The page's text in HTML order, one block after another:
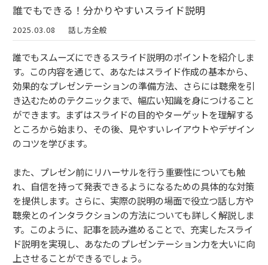
誰でもできる！分かりやすいスライド説明
2025.03.08 話し方全般
誰でもスムーズにできるスライド説明のポイントを紹介しま
す。この内容を通じて、あなたはスライド作成の基本から、
効果的なプレゼンテーションの準備方法、さらには聴衆を引
き込むためのテクニックまで、幅広い知識を身につけること
ができます。まずはスライドの目的やターゲットを理解する
ところから始まり、その後、見やすいレイアウトやデザイン
のコツを学びます。
また、プレゼン前にリハーサルを行う重要性についても触
れ、自信を持って発表できるようになるための具体的な対策
を提供します。さらに、実際の説明の場面で役立つ話し方や
聴衆とのインタラクションの方法についても詳しく解説しま
す。このように、記事を読み進めることで、充実したスライ
ド説明を実現し、あなたのプレゼンテーション力を大いに向
上させることができるでしょう。